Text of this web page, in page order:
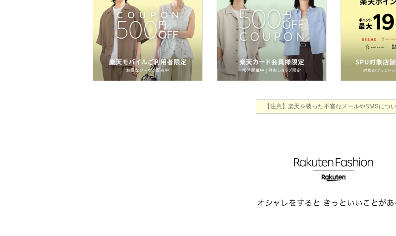
【注意】楽天を装った不審なメールやSMSにつ